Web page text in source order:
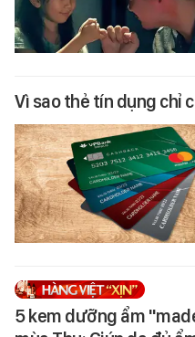
Vì sao thẻ tín dụng chỉ
5 kem dưỡng ẩm